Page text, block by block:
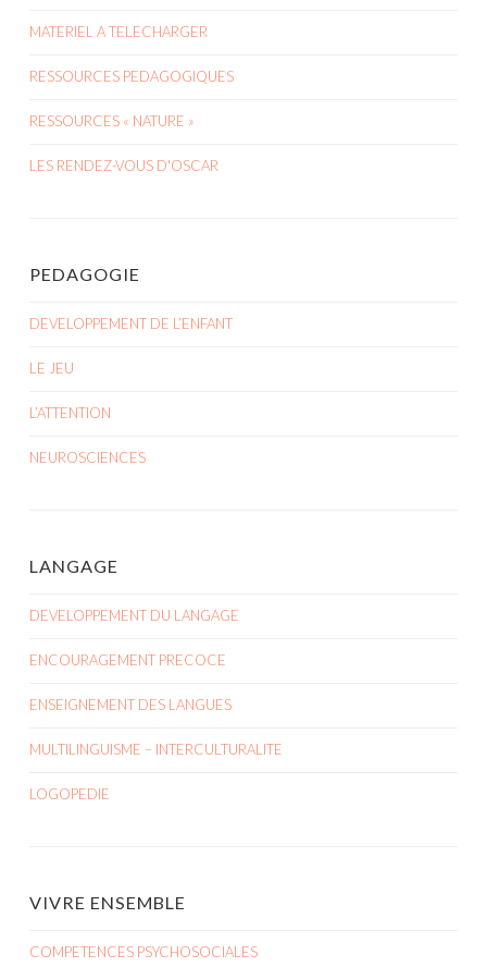
MATERIEL A TELECHARGER
RESSOURCES PEDAGOGIQUES
RESSOURCES « NATURE »
LES RENDEZ-VOUS D'OSCAR
PEDAGOGIE
DEVELOPPEMENT DE L’ENFANT
LE JEU
L’ATTENTION
NEUROSCIENCES
LANGAGE
DEVELOPPEMENT DU LANGAGE
ENCOURAGEMENT PRECOCE
ENSEIGNEMENT DES LANGUES
MULTILINGUISME – INTERCULTURALITE
LOGOPEDIE
VIVRE ENSEMBLE
COMPETENCES PSYCHOSOCIALES